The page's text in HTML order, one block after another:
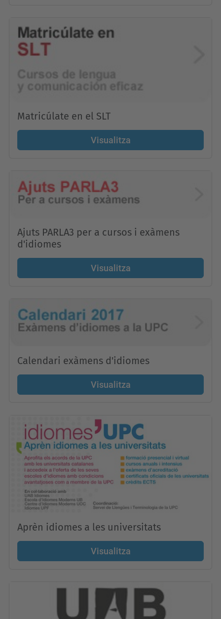
Matricúlate en el SLT
Visualitza
Ajuts PARLA3 per a cursos i exàmens
d'idiomes
Visualitza
Calendari exàmens d'idiomes
Visualitza
Aprèn idiomes a les universitats
Visualitza